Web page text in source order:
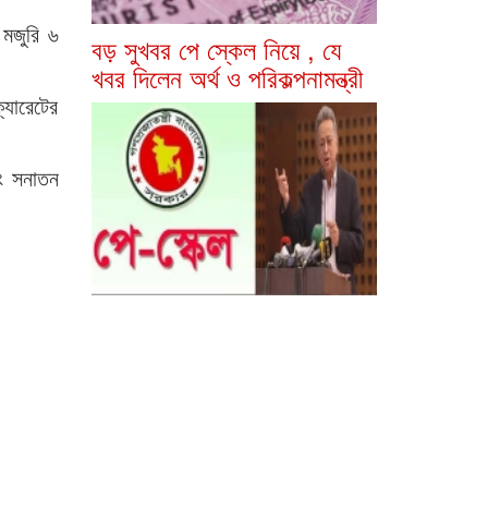
৬
সনাতন
বড় সুখবর পে স্কেল নিয়ে , যে
খবর দিলেন অর্থ ও পরিকল্পনামন্ত্রী